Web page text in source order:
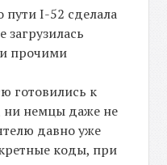
I-52 сделала
загрузилась
прочими
готовились к
ни немцы даже не
давно уже
коды, при